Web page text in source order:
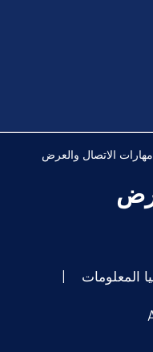
مهارات الاتصال والعرض
المعلومات |